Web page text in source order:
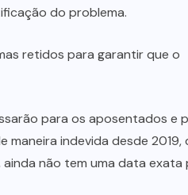
do problema.
retidos para garantir que o
para os aposentados e
indevida desde 2019,
não tem uma data exata